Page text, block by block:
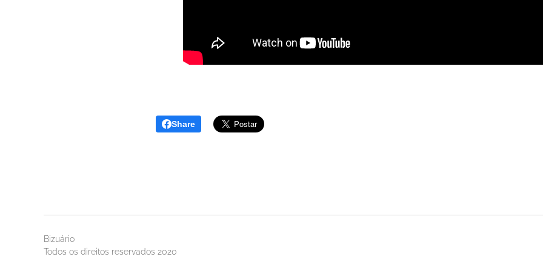
Share
Bizuário
Todos os direitos reservados 2020